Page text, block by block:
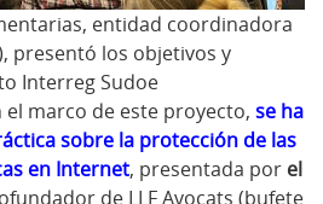
entidad coordinadora
presentó los objetivos y
Interreg Sudoe
el marco de este proyecto, se ha
sobre la protección de las
en Internet, presentada por el
de LLF Avocats (bufete